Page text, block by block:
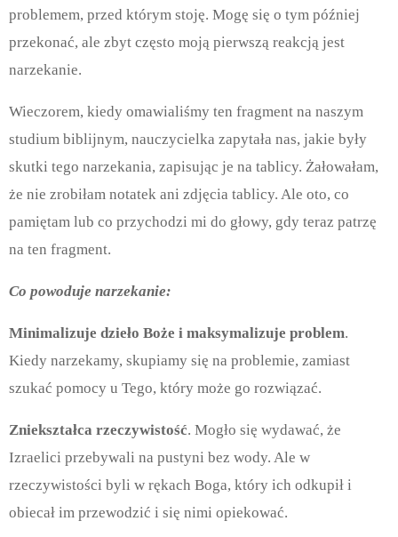
problemem, przed którym stoję. Mogę się o tym później
przekonać, ale zbyt często moją pierwszą reakcją jest
narzekanie.
Wieczorem, kiedy omawialiśmy ten fragment na naszym
studium biblijnym, nauczycielka zapytała nas, jakie były
skutki tego narzekania, zapisując je na tablicy. Żałowałam,
że nie zrobiłam notatek ani zdjęcia tablicy. Ale oto, co
pamiętam lub co przychodzi mi do głowy, gdy teraz patrzę
na ten fragment.
Co powoduje narzekanie:
Minimalizuje dzieło Boże i maksymalizuje problem.
Kiedy narzekamy, skupiamy się na problemie, zamiast
szukać pomocy u Tego, który może go rozwiązać.
Zniekształca rzeczywistość. Mogło się wydawać, że
Izraelici przebywali na pustyni bez wody. Ale w
rzeczywistości byli w rękach Boga, który ich odkupił i
obiecał im przewodzić i się nimi opiekować.